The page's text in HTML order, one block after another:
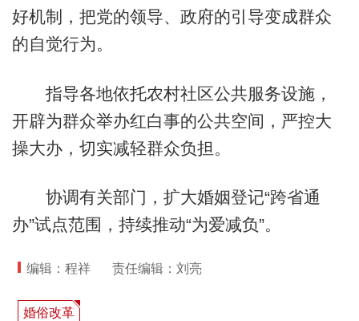
好机制，把党的领导、政府的引导变成群众
的自觉行为。
指导各地依托农村社区公共服务设施，
开辟为群众举办红白事的公共空间，严控大
操大办，切实减轻群众负担。
协调有关部门，扩大婚姻登记“跨省通
办”试点范围，持续推动“为爱减负”。
编辑：程祥 责任编辑：刘亮
婚俗改革